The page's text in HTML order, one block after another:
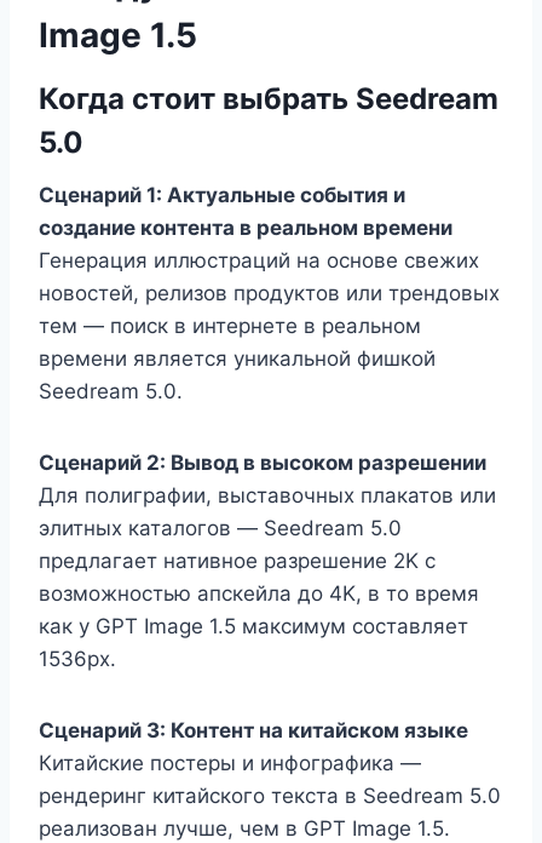
Image 1.5
Когда стоит выбрать Seedream
5.0
Сценарий 1: Актуальные события и
создание контента в реальном времени
Генерация иллюстраций на основе свежих
новостей, релизов продуктов или трендовых
тем — поиск в интернете в реальном
времени является уникальной фишкой
Seedream 5.0.
Сценарий 2: Вывод в высоком разрешении
Для полиграфии, выставочных плакатов или
элитных каталогов — Seedream 5.0
предлагает нативное разрешение 2K с
возможностью апскейла до 4K, в то время
как у GPT Image 1.5 максимум составляет
1536px.
Сценарий 3: Контент на китайском языке
Китайские постеры и инфографика —
рендеринг китайского текста в Seedream 5.0
реализован лучше, чем в GPT Image 1.5.